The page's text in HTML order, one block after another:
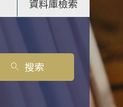
資料庫檢索
search 搜索